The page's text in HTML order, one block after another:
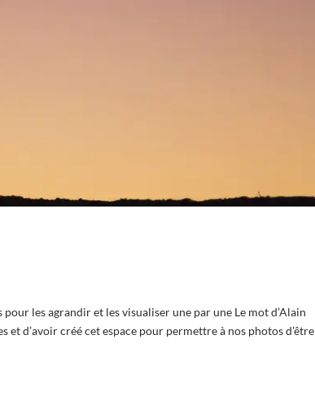
les agrandir et les visualiser une par une Le mot d’Alain
d’avoir créé cet espace pour permettre à nos photos d’être